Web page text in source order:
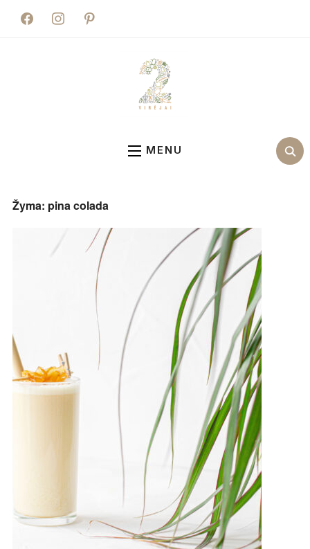
facebookinstagrampinterest
MENU
Žyma: pina colada